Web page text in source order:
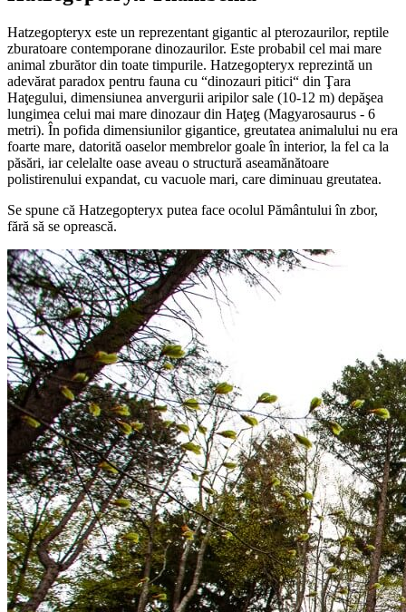
Hatzegopteryx este un reprezentant gigantic al pterozaurilor, reptile
zburatoare contemporane dinozaurilor. Este probabil cel mai mare
animal zburător din toate timpurile. Hatzegopteryx reprezintă un
adevărat paradox pentru fauna cu “dinozauri pitici“ din Ţara
Haţegului, dimensiunea anvergurii aripilor sale (10-12 m) depăşea
lungimea celui mai mare dinozaur din Haţeg (Magyarosaurus - 6
metri). În pofida dimensiunilor gigantice, greutatea animalului nu era
foarte mare, datorită oaselor membrelor goale în interior, la fel ca la
păsări, iar celelalte oase aveau o structură aseamănătoare
polistirenului expandat, cu vacuole mari, care diminuau greutatea.
Se spune că Hatzegopteryx putea face ocolul Pământului în zbor,
fără să se oprească.